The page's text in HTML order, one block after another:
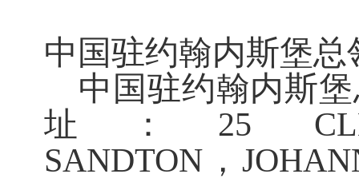
中国驻约翰内斯堡
中国驻约翰内斯
址： 25
SANDTON，